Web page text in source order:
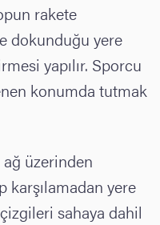
rakete
dokunduğu yere
yapılır. Sporcu
konumda tutmak
üzerinden
karşılamadan yere
sahaya dahil